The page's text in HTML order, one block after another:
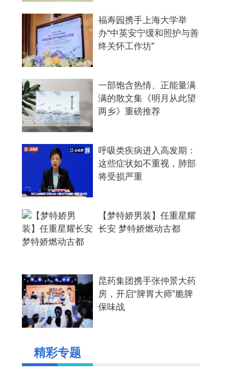
福寿园携手上海大学举
办“中英安宁缓和照护与善
终关怀工作坊”
一部饱含热情、正能量满
满的散文集《明月从此望
两乡》重磅推荐
呼吸类疾病进入高发期：
这些症状如不重视，肺部
将受损严重
【梦特娇男装】任重星耀
长安 梦特娇燃动古都
昆药集团携手张仲景大药
房，开启“脾胃大师”脆脾
保味战
精彩专题